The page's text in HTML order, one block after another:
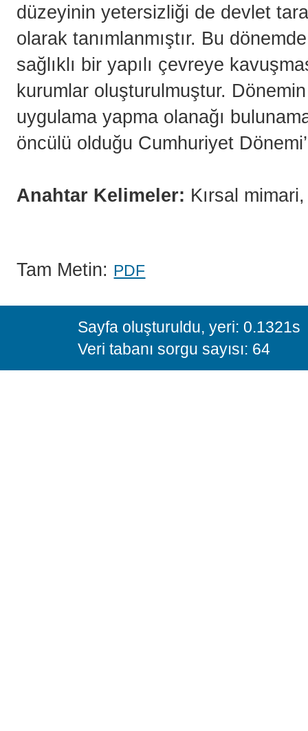
düzeyinin yetersizliği de devlet
olarak tanımlanmıştır. Bu
sağlıklı bir yapılı çevreye
kurumlar oluşturulmuştur.
uygulama yapma olanağı
öncülü olduğu Cumhuriyet
Anahtar Kelimeler: Kırsal
Tam Metin: PDF
Sayfa oluşturuldu, yeri: 0.1321s
Veri tabanı sorgu sayısı: 64